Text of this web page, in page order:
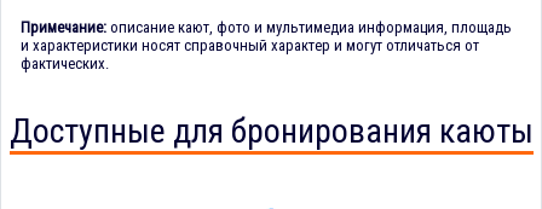
Примечание: описание кают, фото и мультимедиа информация, площадь
и характеристики носят справочный характер и могут отличаться от
фактических.
Доступные для бронирования каюты